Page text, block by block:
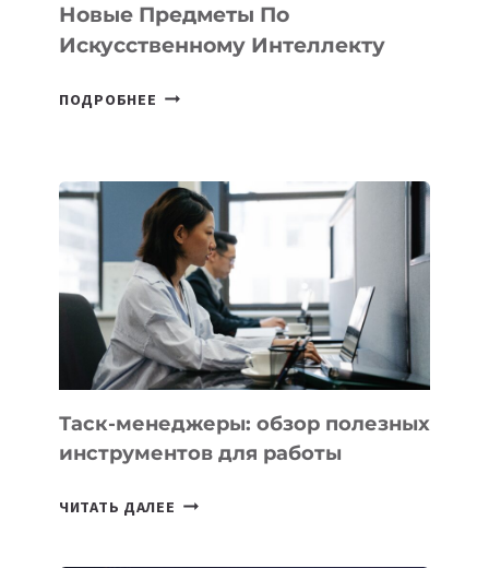
Новые Предметы По
Искусственному Интеллекту
ПОДРОБНЕЕ В
НОВЫЕ
ПРЕДМЕТЫ
ПО
ИСКУССТВЕННОМУ
ИНТЕЛЛЕКТУ
Таск-менеджеры: обзор полезных
инструментов для работы
ЧИТАТЬ ДАЛЕЕ ТАСК-